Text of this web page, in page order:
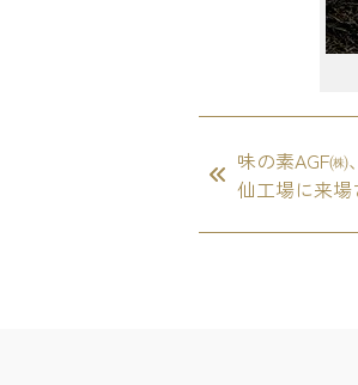
味の素AGF
仙工場に来場